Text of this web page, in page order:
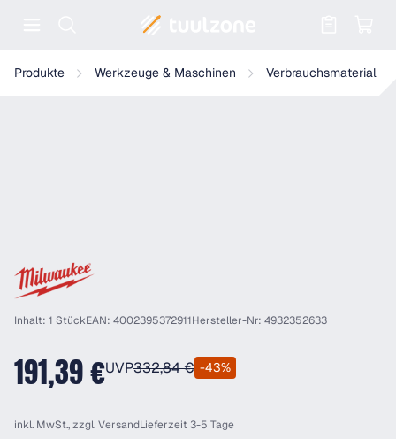
Produkte Werkzeuge & Maschinen Verbrauchsmaterial
Milwaukee - DIA-BOHRKRONE DCH 127X180MM M16 -
Inhalt: 1 StückEAN: 4002395372911Hersteller-Nr: 4932352633
191,39 €UVP332,84 € -43%
inkl. MwSt., zzgl.VersandLieferzeit 3-5 Tage